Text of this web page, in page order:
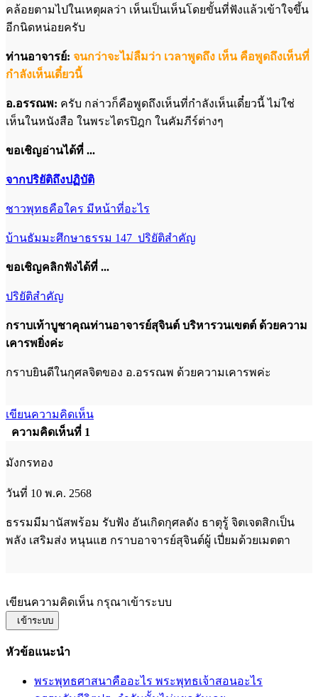
คล้อยตามไปในเหตุผลว่า เห็นเป็นเห็นโดยขั้นที่ฟังแล้วเข้าใจขึ้น
อีกนิดหน่อยครับ
ท่านอาจารย์: จนกว่าจะไม่ลืมว่า เวลาพูดถึง เห็น คือพูดถึงเห็นที่
กำลังเห็นเดี๋ยวนี้
อ.อรรณพ: ครับ กล่าวก็คือพูดถึงเห็นที่กำลังเห็นเดี๋ยวนี้ ไม่ใช่
เห็นในหนังสือ ในพระไตรปิฎก ในคัมภีร์ต่างๆ
ขอเชิญอ่านได้ที่ ...
จากปริยัติถึงปฏิบัติ
ชาวพุทธคือใคร มีหน้าที่อะไร
บ้านธัมมะศึกษาธรรม 147_ปริยัติสำคัญ
ขอเชิญคลิกฟังได้ที่ ...
ปริยัติสำคัญ
กราบเท้าบูชาคุณท่านอาจารย์สุจินต์ บริหารวนเขตต์ ด้วยความ
เคารพยิ่งค่ะ
กราบยินดีในกุศลจิตของ อ.อรรณพ ด้วยความเคารพค่ะ
เขียนความคิดเห็น
ความคิดเห็นที่ 1
มังกรทอง
วันที่ 10 พ.ค. 2568
ธรรมมีมานัสพร้อม รับฟัง อันเกิดกุศลดัง ธาตุรู้ จิตเจตสิกเป็น
พลัง เสริมส่ง หนุนแฮ กราบอาจารย์สุจินต์ผู้ เปี่ยมด้วยเมตตา
เขียนความคิดเห็น กรุณาเข้าระบบ
เข้าระบบ
หัวข้อแนะนำ
พระพุทธศาสนาคืออะไร พระพุทธเจ้าสอนอะไร